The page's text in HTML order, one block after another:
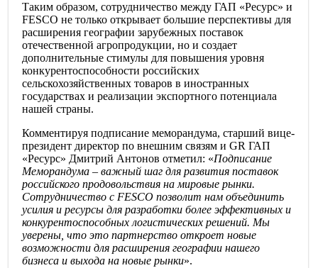
Таким образом, сотрудничество между ГАП «Ресурс» и
FESCO не только открывает большие перспективы для
расширения географии зарубежных поставок
отечественной агропродукции, но и создает
дополнительные стимулы для повышения уровня
конкурентоспособности российских
сельскохозяйственных товаров в иностранных
государствах и реализации экспортного потенциала
нашей страны.
Комментируя подписание меморандума, старший вице-
президент директор по внешним связям и GR ГАП
«Ресурс» Дмитрий Антонов отметил: «Подписание
Меморандума – важный шаг для развития поставок
российского продовольствия на мировые рынки.
Сотрудничество с FESCO позволит нам объединить
усилия и ресурсы для разработки более эффективных и
конкурентоспособных логистических решений. Мы
уверены, что это партнерство откроет новые
возможности для расширения географии нашего
бизнеса и выхода на новые рынки».